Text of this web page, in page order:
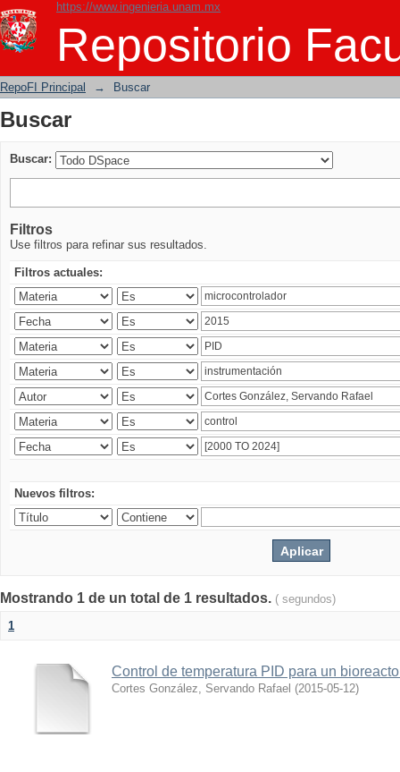
https://www.ingenieria.unam.mx
Repositorio
Buscar
RepoFI Principal → Buscar
Buscar
Buscar:
Filtros
Use filtros para refinar sus resultados.
Filtros actuales:
Nuevos filtros:
Mostrando 1 de un total de 1 resultados. ( segundos)
1
Control de temperatura PID para un
Cortes González, Servando Rafael (2015-05-12)